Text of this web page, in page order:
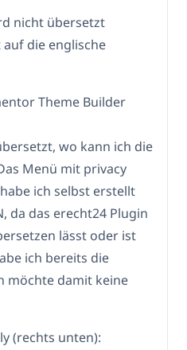
nicht übersetzt
die englische
Theme Builder
wo kann ich die
Menü mit privacy
ich selbst erstellt
da das erecht24 Plugin
lässt oder ist
ich bereits die
möchte damit keine
(rechts unten):